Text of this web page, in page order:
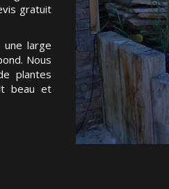
gratuit
une large
Nous
plantes
beau et